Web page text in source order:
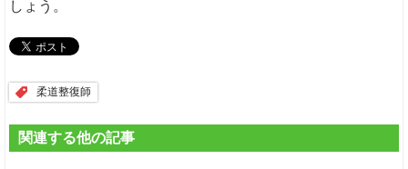
しょう。
柔道整復師
関連する他の記事